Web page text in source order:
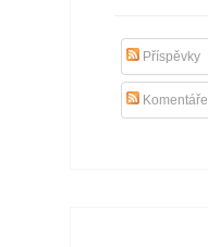
Příspěvky
Komentáře